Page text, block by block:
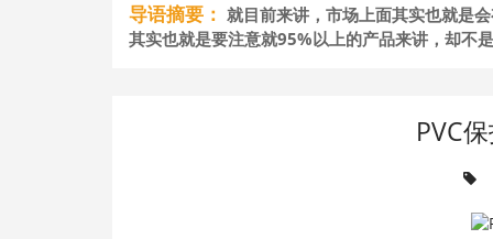
导语摘要： 就目前来讲，市场上面其实也就是
其实也就是要注意就95%以上的产品来讲，却不
PVC